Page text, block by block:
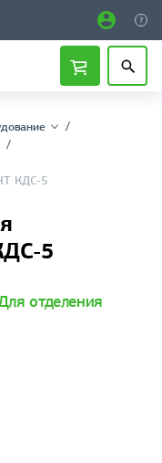
КДС-5
5
отделения